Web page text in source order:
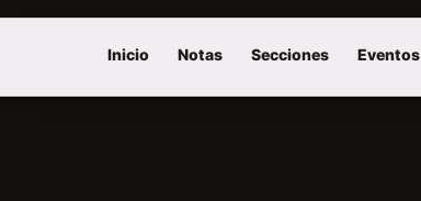
Inicio Notas Secciones Eventos